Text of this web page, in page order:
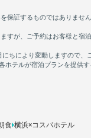
食 横浜×コスパホテル